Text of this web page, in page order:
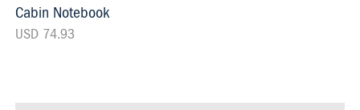
Cabin Notebook
USD 74.93